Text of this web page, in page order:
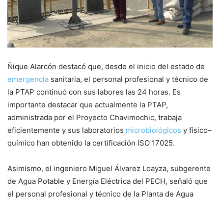
Ñique Alarcón destacó que, desde el inicio del estado de
emergencia sanitaria, el personal profesional y técnico de
la PTAP continuó con sus labores las 24 horas. Es
importante destacar que actualmente la PTAP,
administrada por el Proyecto Chavimochic, trabaja
eficientemente y sus laboratorios microbiológicos y físico–
químico han obtenido la certificación ISO 17025.
Asimismo, el ingeniero Miguel Álvarez Loayza, subgerente
de Agua Potable y Energía Eléctrica del PECH, señaló que
el personal profesional y técnico de la Planta de Agua